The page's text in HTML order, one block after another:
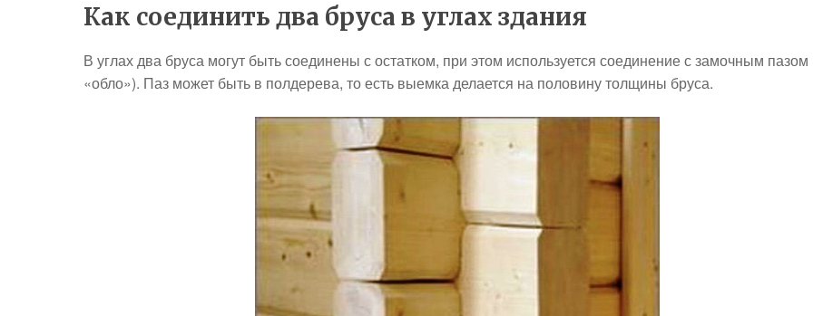
Как соединить два бруса в углах здания
В углах два бруса могут быть соединены с остатком, при этом используется соединение с замочным пазом
«обло»). Паз может быть в полдерева, то есть выемка делается на половину толщины бруса.